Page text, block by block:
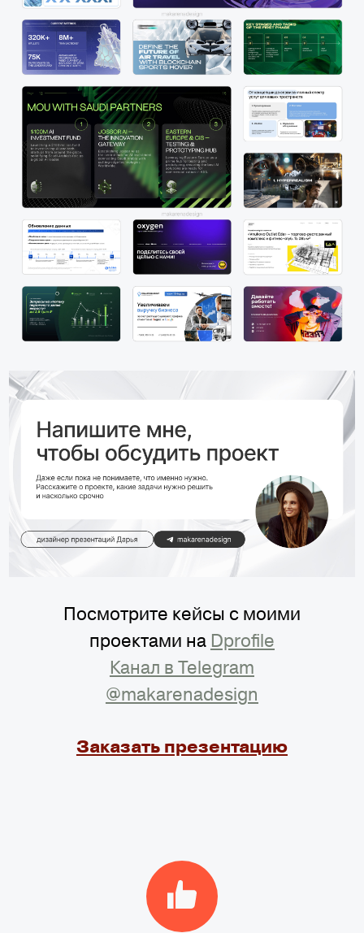
Посмотрите кейсы с моими
проектами на Dprofile
Канал в Telegram
@makarenadesign
Заказать презентацию